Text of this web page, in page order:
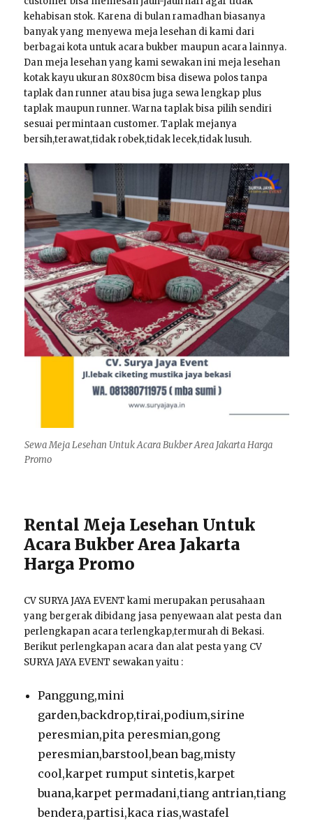
kehabisan stok. Karena di bulan ramadhan biasanya
banyak yang menyewa meja lesehan di kami dari
berbagai kota untuk acara bukber maupun acara lainnya.
Dan meja lesehan yang kami sewakan ini meja lesehan
kotak kayu ukuran 80x80cm bisa disewa polos tanpa
taplak dan runner atau bisa juga sewa lengkap plus
taplak maupun runner. Warna taplak bisa pilih sendiri
sesuai permintaan customer. Taplak mejanya
bersih,terawat,tidak robek,tidak lecek,tidak lusuh.
Sewa Meja Lesehan Untuk Acara Bukber Area Jakarta Harga
Promo
Rental Meja Lesehan Untuk
Acara Bukber Area Jakarta
Harga Promo
CV SURYA JAYA EVENT kami merupakan perusahaan
yang bergerak dibidang jasa penyewaan alat pesta dan
perlengkapan acara terlengkap,termurah di Bekasi.
Berikut perlengkapan acara dan alat pesta yang CV
SURYA JAYA EVENT sewakan yaitu :
Panggung,mini
garden,backdrop,tirai,podium,sirine
peresmian,pita peresmian,gong
peresmian,barstool,bean bag,misty
cool,karpet rumput sintetis,karpet
buana,karpet permadani,tiang antrian,tiang
bendera,partisi,kaca rias,wastafel